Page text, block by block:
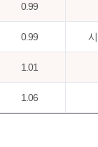
0.99
0.99
1.01
1.06